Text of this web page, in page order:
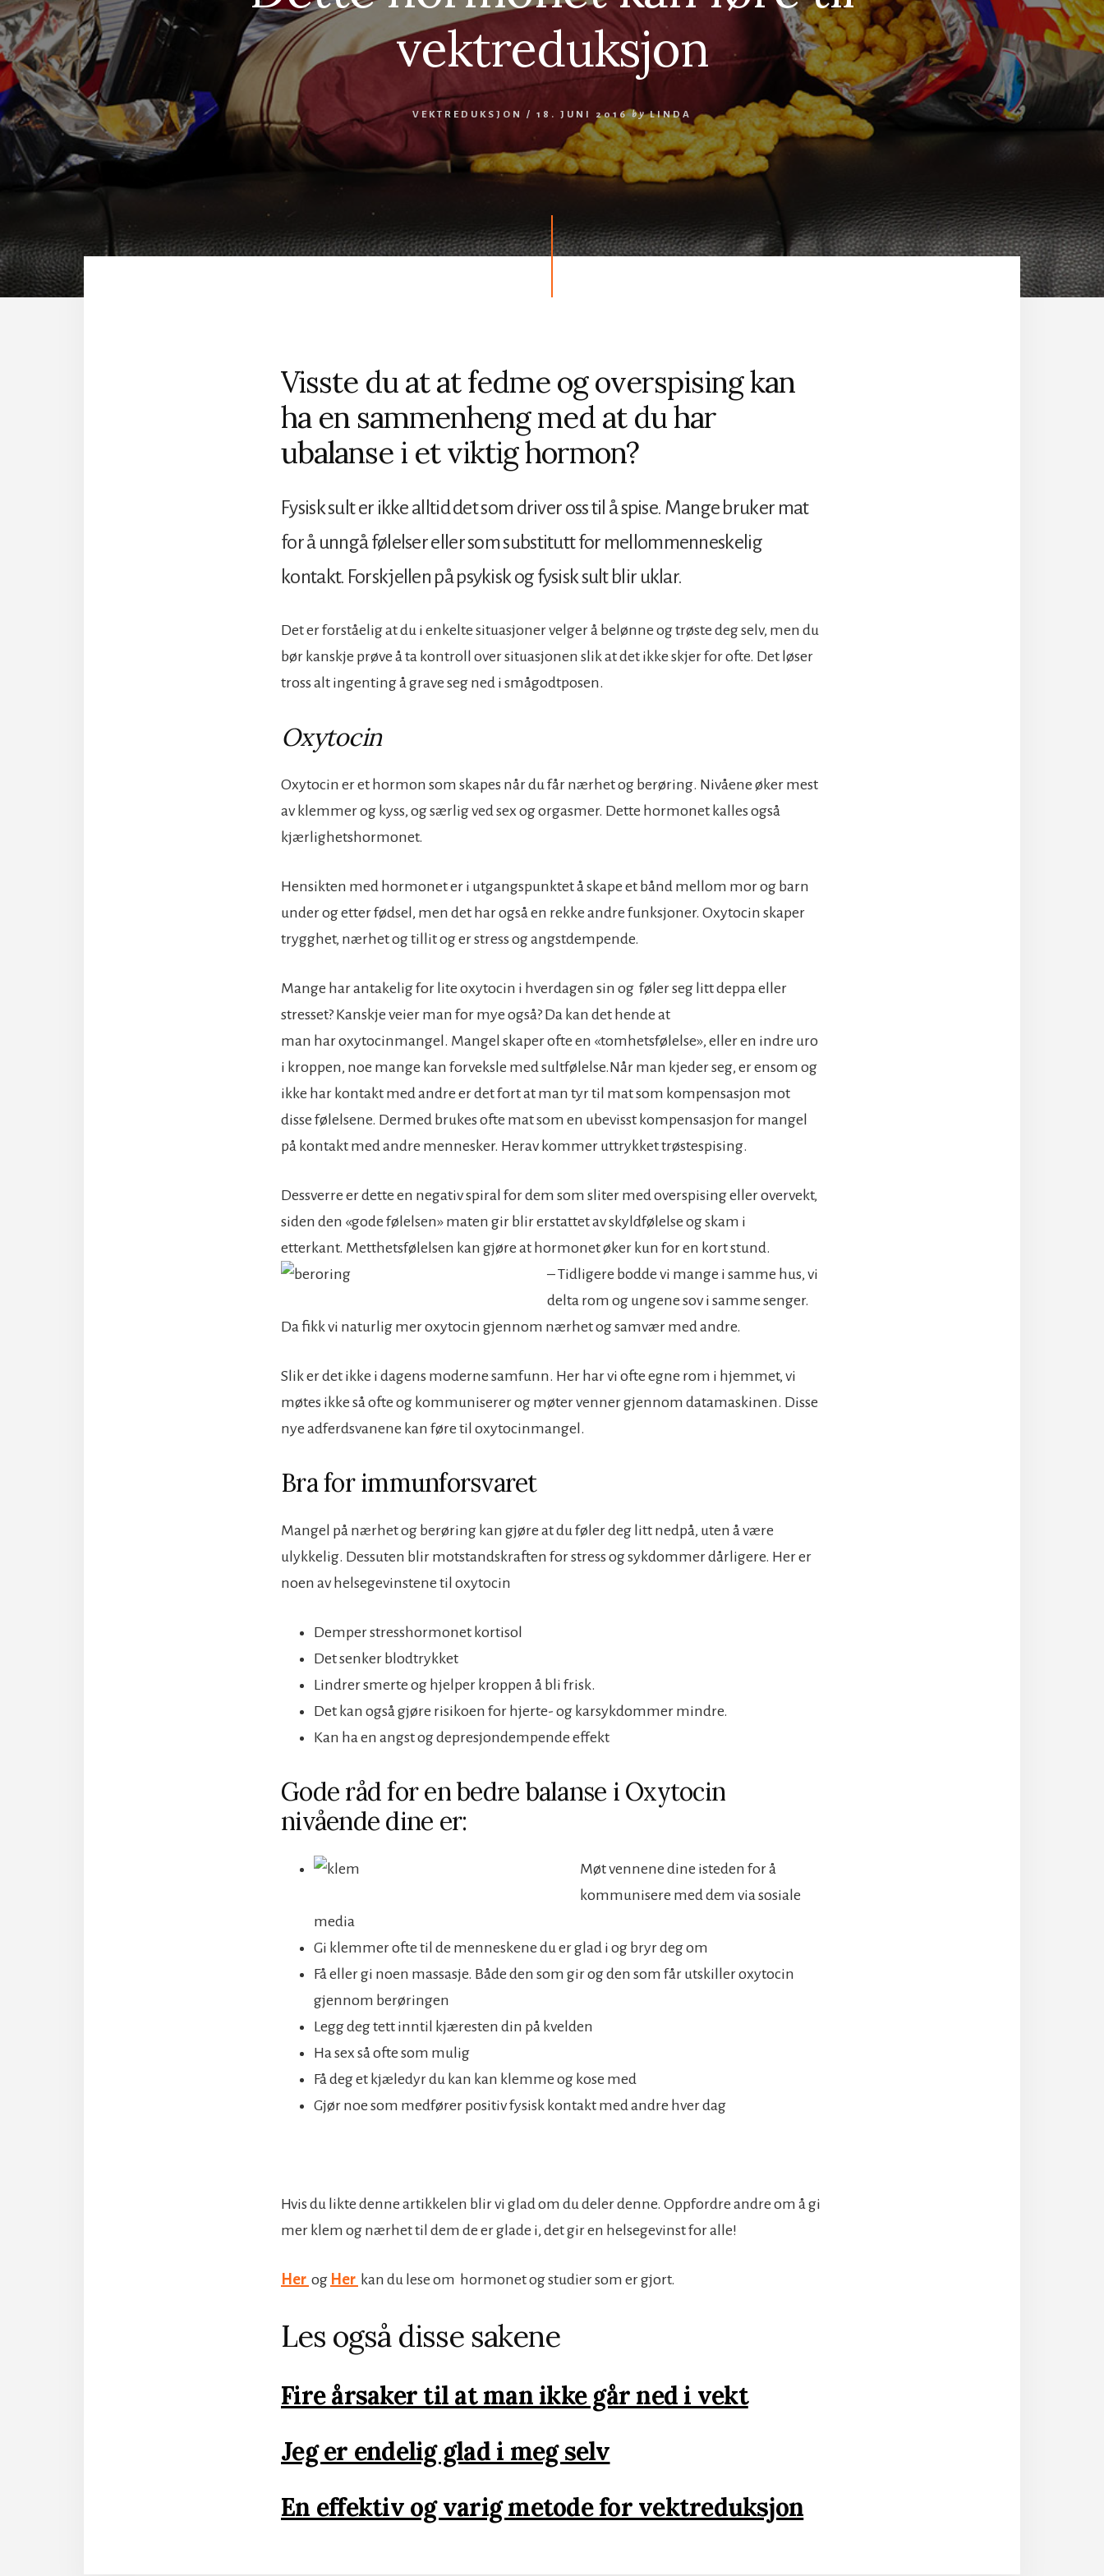
vektreduksjon
VEKTREDUKSJON / 18. JUNI 2016 by LINDA
Visste du at at fedme og overspising kan
ha en sammenheng med at du har
ubalanse i et viktig hormon?
Fysisk sult er ikke alltid det som driver oss til å spise. Mange bruker mat
for å unngå følelser eller som substitutt for mellommenneskelig
kontakt. Forskjellen på psykisk og fysisk sult blir uklar.
Det er forståelig at du i enkelte situasjoner velger å belønne og trøste deg selv, men du
bør kanskje prøve å ta kontroll over situasjonen slik at det ikke skjer for ofte. Det løser
tross alt ingenting å grave seg ned i smågodtposen.
Oxytocin
Oxytocin er et hormon som skapes når du får nærhet og berøring. Nivåene øker mest
av klemmer og kyss, og særlig ved sex og orgasmer. Dette hormonet kalles også
kjærlighetshormonet.
Hensikten med hormonet er i utgangspunktet å skape et bånd mellom mor og barn
under og etter fødsel, men det har også en rekke andre funksjoner. Oxytocin skaper
trygghet, nærhet og tillit og er stress og angstdempende.
Mange har antakelig for lite oxytocin i hverdagen sin og føler seg litt deppa eller
stresset? Kanskje veier man for mye også? Da kan det hende at
man har oxytocinmangel. Mangel skaper ofte en «tomhetsfølelse», eller en indre uro
i kroppen, noe mange kan forveksle med sultfølelse.Når man kjeder seg, er ensom og
ikke har kontakt med andre er det fort at man tyr til mat som kompensasjon mot
disse følelsene. Dermed brukes ofte mat som en ubevisst kompensasjon for mangel
på kontakt med andre mennesker. Herav kommer uttrykket trøstespising.
Dessverre er dette en negativ spiral for dem som sliter med overspising eller overvekt,
siden den «gode følelsen» maten gir blir erstattet av skyldfølelse og skam i
etterkant. Metthetsfølelsen kan gjøre at hormonet øker kun for en kort stund.
– Tidligere bodde vi mange i samme hus, vi
delta rom og ungene sov i samme senger.
Da fikk vi naturlig mer oxytocin gjennom nærhet og samvær med andre.
Slik er det ikke i dagens moderne samfunn. Her har vi ofte egne rom i hjemmet, vi
møtes ikke så ofte og kommuniserer og møter venner gjennom datamaskinen. Disse
nye adferdsvanene kan føre til oxytocinmangel.
Bra for immunforsvaret
Mangel på nærhet og berøring kan gjøre at du føler deg litt nedpå, uten å være
ulykkelig. Dessuten blir motstandskraften for stress og sykdommer dårligere. Her er
noen av helsegevinstene til oxytocin
Demper stresshormonet kortisol
Det senker blodtrykket
Lindrer smerte og hjelper kroppen å bli frisk.
Det kan også gjøre risikoen for hjerte- og karsykdommer mindre.
Kan ha en angst og depresjondempende effekt
Gode råd for en bedre balanse i Oxytocin
nivående dine er:
Møt vennene dine isteden for å
kommunisere med dem via sosiale
media
Gi klemmer ofte til de menneskene du er glad i og bryr deg om
Få eller gi noen massasje. Både den som gir og den som får utskiller oxytocin
gjennom berøringen
Legg deg tett inntil kjæresten din på kvelden
Ha sex så ofte som mulig
Få deg et kjæledyr du kan kan klemme og kose med
Gjør noe som medfører positiv fysisk kontakt med andre hver dag
Hvis du likte denne artikkelen blir vi glad om du deler denne. Oppfordre andre om å gi
mer klem og nærhet til dem de er glade i, det gir en helsegevinst for alle!
Her og Her kan du lese om hormonet og studier som er gjort.
Les også disse sakene
Fire årsaker til at man ikke går ned i vekt
Jeg er endelig glad i meg selv
En effektiv og varig metode for vektreduksjon